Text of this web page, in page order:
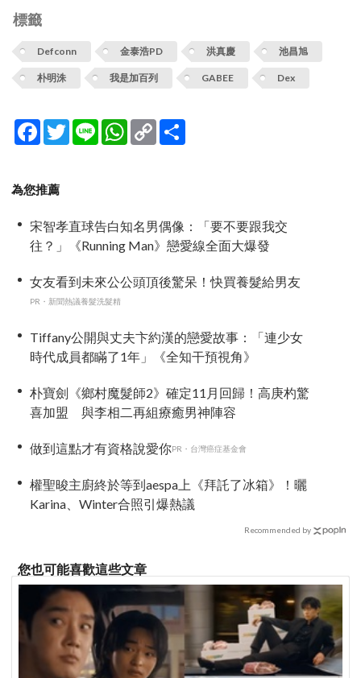
標籤
Defconn 金泰浩PD 洪真慶 池昌旭
朴明洙 我是加百列 GABEE Dex
Facebook
TwitterLine WhatsApp
Copy
Link
為您推薦
宋智孝直球告白知名男偶像：「要不要跟我交
往？」《Running Man》戀愛線全面大爆發
女友看到未來公公頭頂後驚呆！快買養髮給男友
PR・新聞熱議養髮洗髮精
Tiffany公開與丈夫卞約漢的戀愛故事：「連少女
時代成員都瞞了1年」《全知干預視角》
朴寶劍《鄉村魔髮師2》確定11月回歸！高庚杓驚
喜加盟 與李相二再組療癒男神陣容
做到這點才有資格說愛你PR・台灣癌症基金會
權聖晙主廚終於等到aespa上《拜託了冰箱》！曬
Karina、Winter合照引爆熱議
Recommended by
您也可能喜歡這些文章